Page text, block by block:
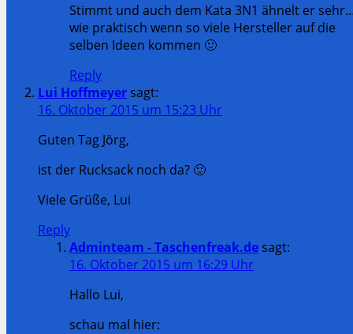
Stimmt und auch dem Kata 3N1 ähnelt er
wie praktisch wenn so viele Hersteller auf die
selben Ideen kommen 🙂
Reply
Lui Hoffmeyersagt:
16. Oktober 2015 um 15:23 Uhr
Guten Tag Jörg,
ist der Rucksack noch da? 🙂
Viele Grüße, Lui
Reply
Adminteam - Taschenfreak.desagt:
16. Oktober 2015 um 16:29 Uhr
Hallo Lui,
schau mal hier: